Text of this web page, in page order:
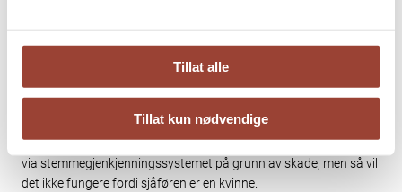
Tillat alle
Tillat kun nødvendige
Ett konkret eksempel på hvorfor dette kan være problematisk: I
nyere biler er ofte stemmegjenkjenningssystemer installert, de
kan gjøre alt fra å gjøre anrop på telefon, sende SMS, osv. Hvis
som en – ja, stemme, vil den ikke oppfatte det stemmen sier
heller. I verste fall, ved en bilulykke kan sjåføren forsøke å ringe
via stemmegjenkjenningssystemet på grunn av skade, men så vil
det ikke fungere fordi sjåføren er en kvinne.